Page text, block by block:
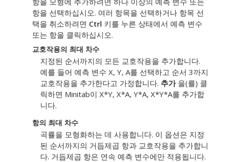
항을 선택하십시오. 여러 항목을 선택하거나 항목 선
택을 취소하려면 Ctrl 키를 누른 상태에서 예측 변수
또는 항을 클릭하십시오.
교호작용의 최대 차수
지정된 순서까지의 모든 교호작용을 추가합니다.
예를 들어 예측 변수 X, Y, A를 선택하고 순서 3까지
교호작용을 추가한다고 가정합니다. 추가을(를) 클
릭하면 Minitab이 X*Y, X*A, Y*A, X*Y*A를 추가합
니다.
항의 최대 차수
곡률을 모형화하는 데 사용합니다. 이 옵션은 지정
된 순서까지의 거듭제곱 항과 교호작용을 추가합니
다. 거듭제곱 항은 연속 예측 변수에만 적용됩니다.